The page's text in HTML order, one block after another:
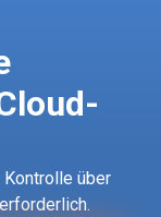
über